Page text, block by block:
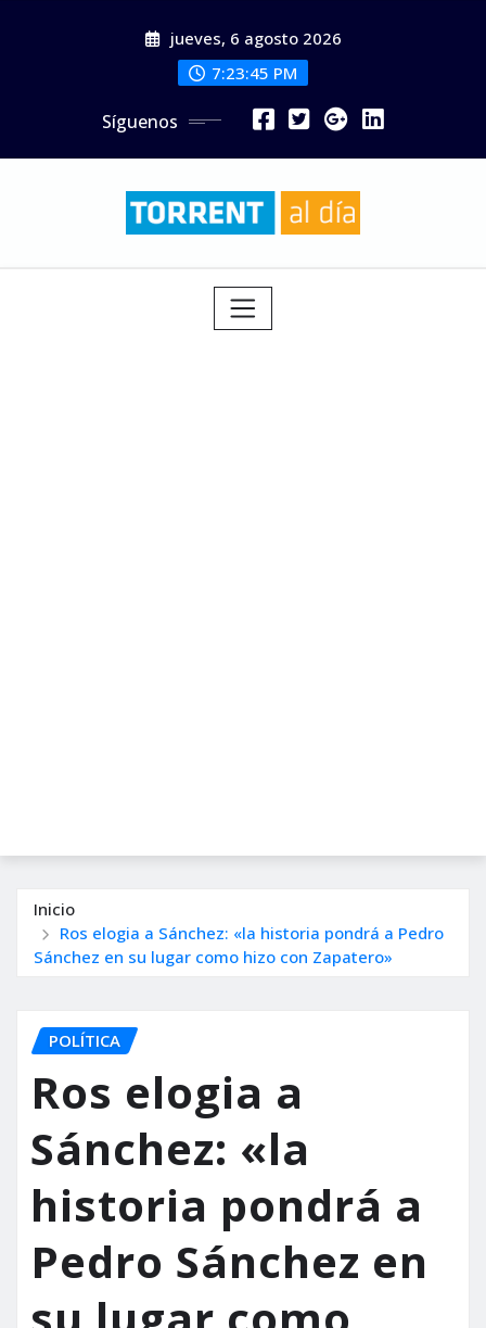
jueves, 6 agosto 2026
7:23:47 PM
Síguenos
Inicio
Ros elogia a Sánchez: «la historia pondrá a Pedro
Sánchez en su lugar como hizo con Zapatero»
POLÍTICA
Ros elogia a
Sánchez: «la
historia pondrá a
Pedro Sánchez en